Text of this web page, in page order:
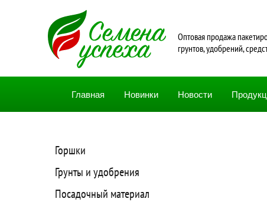
Oптовая продажа
грунтов, удобрений,
Главная Новинки Новости
Горшки
Грунты и удобрения
Посадочный материал